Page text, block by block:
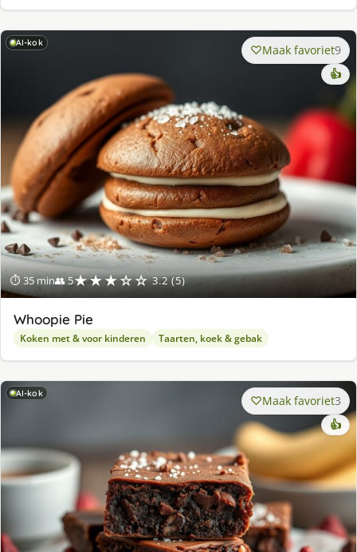
AI-kok
⏱ 35 min👥 5★★★☆☆ 3.2 (5)
Maak favoriet9
👍
Whoopie Pie
Koken met & voor kinderen Taarten, koek & gebak
AI-kok Maak favoriet3
👍